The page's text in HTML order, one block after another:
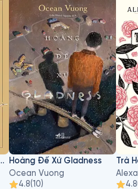
phần âm thanh nền được
hay một cái tên
Quốc - Tập 3
Hoàng Đế Xứ Gladness
Ocean Vuong
4.8(10)
Trà
4.8